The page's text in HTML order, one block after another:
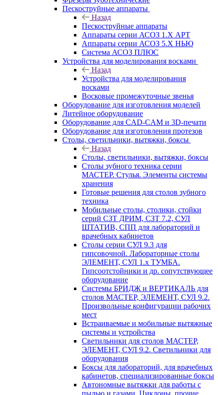
Пескоструйные аппараты
Назад
Пескоструйные аппараты
Аппараты серии АСОЗ 1.Х АРТ
Аппараты серии АСОЗ 5.Х НЬЮ
Система АСОЗ ПЛЮС
Устройства для моделирования восками
Назад
Устройства для моделирования
восками
Восковые промежуточные звенья
Оборудование для изготовления моделей
Литейное оборудование
Оборудование для CAD-CAM и 3D-печати
Оборудование для изготовления протезов
Cтолы, светильники, вытяжки, боксы
Назад
Cтолы, светильники, вытяжки, боксы
Столы зубного техника серии
МАСТЕР. Стулья. Элементы системы
хранения
Готовые решения для столов зубного
техника
Мобильные столы, столики, стойки
серий СЗТ ДРИМ, СЗТ 7.2, СУЛ
ШТАТИВ, СПП для лабораторий и
врачебных кабинетов
Столы серии СУЛ 9.3 для
гипсовочной. Лабораторные столы
ЭЛЕМЕНТ, СУЛ 1.х ТУМБА.
Гипсоотстойники и др. сопутствующее
оборудование
Системы БРИДЖ и ВЕРТИКАЛЬ для
столов МАСТЕР, ЭЛЕМЕНТ, СУЛ 9.2.
Произвольные конфигурации рабочих
мест
Встраиваемые и мобильные вытяжные
системы и устройства
Светильники для столов МАСТЕР,
ЭЛЕМЕНТ, СУЛ 9.2. Светильники для
оборудования
Боксы для лабораторий, для врачебных
кабинетов, специализированные боксы
Автономные вытяжки для работы с
пылью и газами. Циклоны, прочие